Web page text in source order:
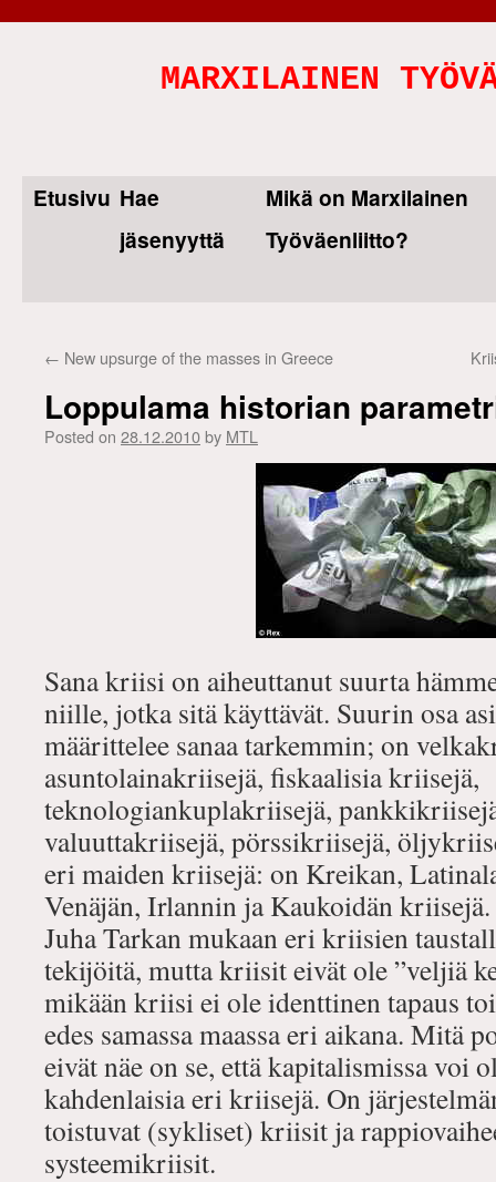
MARXILAINEN
Skip
Etusivu Hae
jäsenyyttä
Mikä on Marxilainen
Työväenliitto?
← New upsurge of the masses in Greece
Loppulama historian
Posted on 28.12.2010by MTL
Sana kriisi on aiheuttanut suurta
niille, jotka sitä käyttävät. Suurin osa
määrittelee sanaa tarkemmin; on
asuntolainakriisejä, fiskaalisia kriisejä,
teknologiankuplakriisejä,
valuuttakriisejä, pörssikriisejä,
eri maiden kriisejä: on Kreikan,
Venäjän, Irlannin ja Kaukoidän
Juha Tarkan mukaan eri kriisien
tekijöitä, mutta kriisit eivät ole ”veljiä
mikään kriisi ei ole identtinen tapaus
edes samassa maassa eri aikana. Mitä
eivät näe on se, että kapitalismissa voi
kahdenlaisia eri kriisejä. On
toistuvat (sykliset) kriisit ja
systeemikriisit.